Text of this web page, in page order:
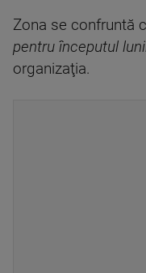
Zona se confruntă
pentru începutul
organizaţia.